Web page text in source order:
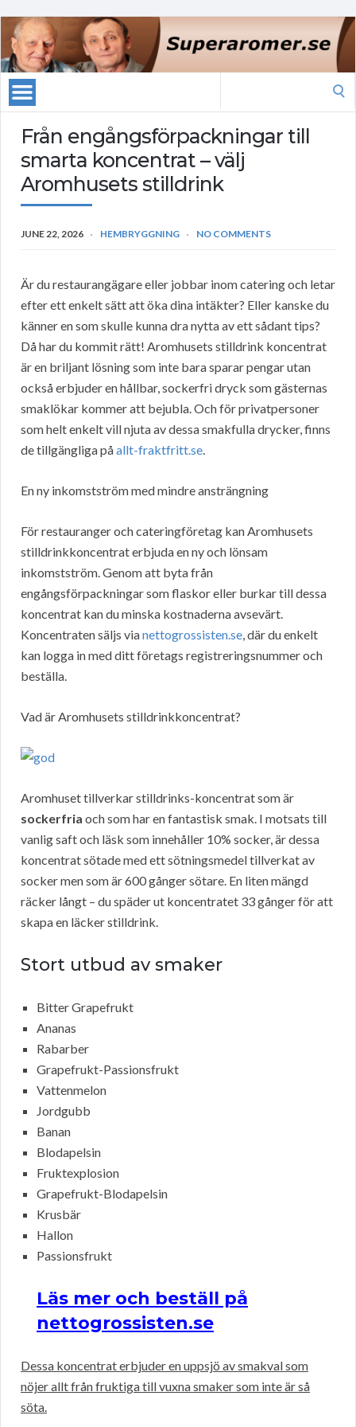
Från engångsförpackningar till
smarta koncentrat – välj
Aromhusets stilldrink
JUNE 22, 2026 HEMBRYGGNING NO COMMENTS
Är du restaurangägare eller jobbar inom catering och letar
efter ett enkelt sätt att öka dina intäkter? Eller kanske du
känner en som skulle kunna dra nytta av ett sådant tips?
Då har du kommit rätt! Aromhusets stilldrink koncentrat
är en briljant lösning som inte bara sparar pengar utan
också erbjuder en hållbar, sockerfri dryck som gästernas
smaklökar kommer att bejubla. Och för privatpersoner
som helt enkelt vill njuta av dessa smakfulla drycker, finns
de tillgängliga påallt-fraktfritt.se.
En ny inkomstström med mindre ansträngning
För restauranger och cateringföretag kan Aromhusets
stilldrinkkoncentrat erbjuda en ny och lönsam
inkomstström. Genom att byta från
engångsförpackningar som flaskor eller burkar till dessa
koncentrat kan du minska kostnaderna avsevärt.
Koncentraten säljs vianettogrossisten.se, där du enkelt
kan logga in med ditt företags registreringsnummer och
beställa.
Vad är Aromhusets stilldrinkkoncentrat?
Aromhuset tillverkar stilldrinks-koncentrat som är
sockerfria och som har en fantastisk smak. I motsats till
vanlig saft och läsk som innehåller 10% socker, är dessa
koncentrat sötade med ett sötningsmedel tillverkat av
socker men som är 600 gånger sötare. En liten mängd
räcker långt – du späder ut koncentratet 33 gånger för att
skapa en läcker stilldrink.
Stort utbud av smaker
Bitter Grapefrukt
Ananas
Rabarber
Grapefrukt-Passionsfrukt
Vattenmelon
Jordgubb
Banan
Blodapelsin
Fruktexplosion
Grapefrukt-Blodapelsin
Krusbär
Hallon
Passionsfrukt
Läs mer och beställ på
nettogrossisten.se
Dessa koncentrat erbjuder en uppsjö av smakval som
nöjer allt från fruktiga till vuxna smaker som inte är så
söta.